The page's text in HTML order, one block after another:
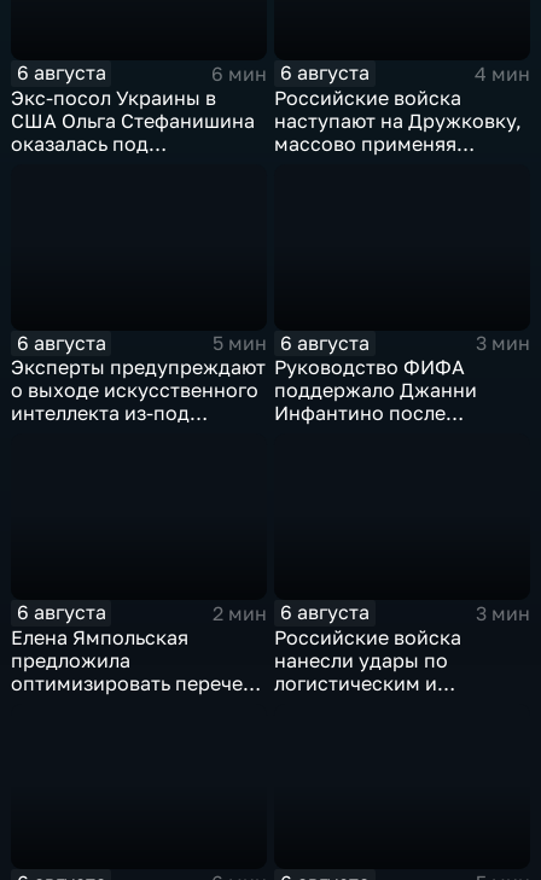
6 августа
6 мин
Экс-посол Украины в
США Ольга Стефанишина
оказалась под
6 августа
4 мин
Российские войска
наступают на Дружковку,
массово применяя
6 августа
5 мин
Эксперты предупреждают
о выходе искусственного
интеллекта из-под
6 августа
3 мин
Руководство ФИФА
поддержало Джанни
Инфантино после
6 августа
2 мин
Елена Ямпольская
предложила
оптимизировать перечень
6 августа
3 мин
Российские войска
нанесли удары по
логистическим и